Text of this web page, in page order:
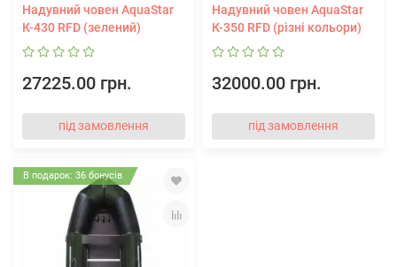
Надувний човен AquaStar
К-430 RFD (зелений)
27225.00 грн.
під замовлення
Надувний човен AquaStar
К-350 RFD (різні кольори)
32000.00 грн.
під замовлення
В подарок: 36 бонусів